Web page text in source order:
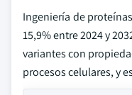
Ingeniería de
15,9% entre 2024 y
variantes con
procesos celulares, y